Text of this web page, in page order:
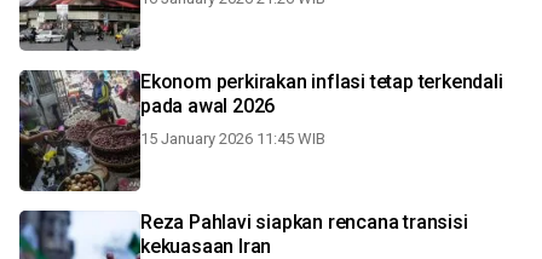
Ekonom perkirakan inflasi tetap terkendali
pada awal 2026
15 January 2026 11:45 WIB
Reza Pahlavi siapkan rencana transisi
kekuasaan Iran